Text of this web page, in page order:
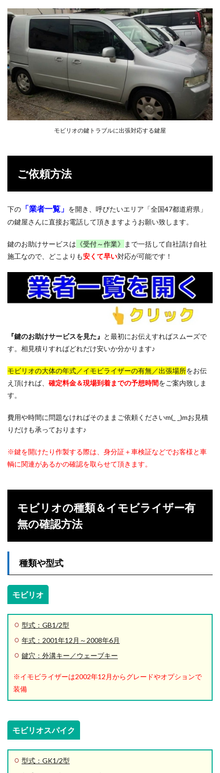
無の
3.1
種類
や型
式
3.2
イモ
ビラ
イザ
鍵の
種類
4.1
ビラ
イザ
ーな
鍵紛
失
4.2
ーあ
りの
鍵紛
5
悪徳
鍵屋
要注
意
モビ
リオ
の鍵
モビリオの鍵トラブルに出張対応する鍵屋
ご依頼方法
下の 「業者一覧」 を開き、呼びたいエリア「全国47都道府県」
の鍵屋さんに直接お電話して頂きますようお願い致します。
鍵のお助けサービスは 《受付～作業》
まで一括して自社請け自社
施工なので、どこよりも安くて早い対応が可能です！
『鍵のお助けサービスを見た』 と最初にお伝えすればスムーズで
す。相見積りすればどれだけ安いか分かります♪
モビリオの大体の年式／イモビライザーの有無／出張場所をお伝
え頂ければ、 確定料金＆現場到着までの予想時間をご案内致しま
す。
費用や時間に問題なければそのままご依頼くださいm(_ _)mお見積
りだけも承っております♪
※鍵を開けたり作製する際は、身分証＋車検証などでお客様と車
輌に関連があるかの確認を取らせて頂きます。
モビリオの種類＆イモビライザー有
無の確認方法
種類や型式
モビリオ
型式：GB1/2型
年式：2001年12月～2008年6月
鍵穴：外溝キー／ウェーブキー
※イモビライザーは2002年12月からグレードやオプションで
装備
モビリオスパイク
型式：GK1/2型